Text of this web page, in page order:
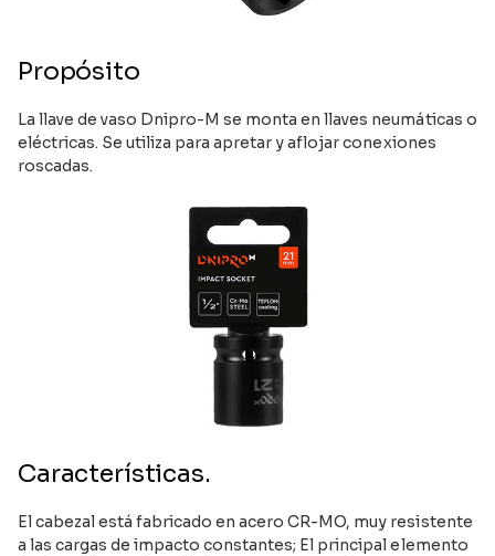
Propósito
La llave de vaso Dnipro-M se monta en llaves neumáticas o
eléctricas. Se utiliza para apretar y aflojar conexiones
roscadas.
Características.
El cabezal está fabricado en acero CR-MO, muy resistente
a las cargas de impacto constantes; El principal elemento